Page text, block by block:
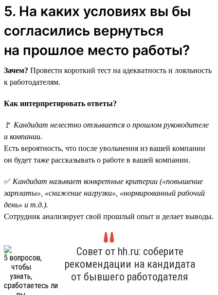
5. На каких условиях вы бы
согласились вернуться
на прошлое место работы?
Зачем? Провести короткий тест на адекватность и лояльность
к работодателям.
Как интерпретировать ответы?
🚩 Кандидат нелестно отзывается о прошлом руководителе
и компании.
Есть вероятность, что после увольнения из вашей компании
он будет таже рассказывать о работе в вашей компании.
✅ Кандидат называет конкретные критерии («повышение
зарплаты», «снижение нагрузки», «нормированный рабочий
день» и т.д.).
Сотрудник анализирует свой прошлый опыт и делает выводы.
Совет от hh.ru: соберите
рекомендации на кандидата
от бывшего работодателя